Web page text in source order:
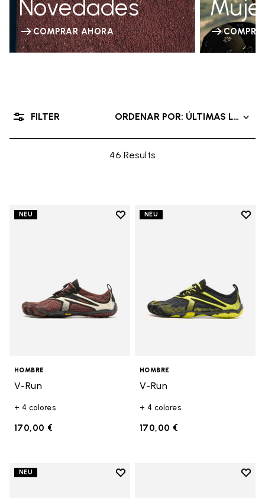
Novedades
COMPRAR AHORA
46 Results
ORDENAR POR: ÚLTIMAS
FILTER
NEU
Add to wishlist
HOMBRE
V-Run
+ 4 colores
170,00 €
NEU
Add
HOMBRE
V-Run
+ 4 colores
170,00 €
NEU
Add to wishlist
Add